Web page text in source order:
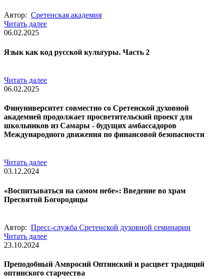
Автор: Сретенская академия
Читать далее
06.02.2025
Язык как код русской культуры. Часть 2
Читать далее
06.02.2025
Финуниверситет совместно со Сретенской духовной
академией продолжает просветительский проект для
школьников из Самары - будущих амбассадоров
Международного движения по финансовой безопасности
Читать далее
03.12.2024
«Воспитываться на самом небе»: Введение во храм
Пресвятой Богородицы
Автор: Пресс-служба Сретенской духовной семинарии
Читать далее
23.10.2024
Преподобный Амвросий Оптинский и расцвет традиций
оптинского старчества